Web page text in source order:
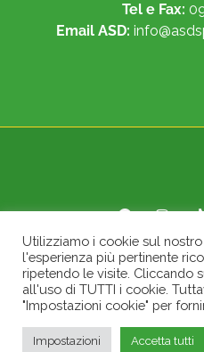
Tel e Fax:
Email ASD:
© 2022 Sporting A.S.D. Sala
Utilizziamo i cookie sul
l'esperienza più pertinente
ripetendo le visite. Cliccando
all'uso di TUTTI i cookie.
"Impostazioni cookie" per
Impostazioni Accetta tutti